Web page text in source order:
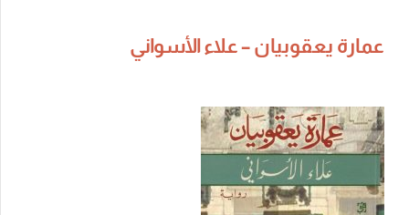
عمارة يعقوبيان – علاء الأسواني